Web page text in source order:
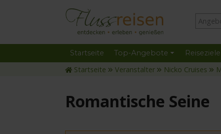
Startseite Top-Angebote Reiseziele
Startseite Veranstalter Nicko Cruises
Romantische Seine